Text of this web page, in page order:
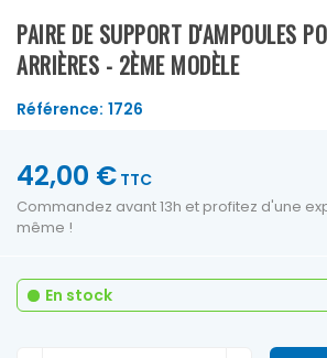
PAIRE DE SUPPORT D'AMPOULES
ARRIÈRES - 2ÈME MODÈLE
Référence: 1726
42,00 € TTC
Commandez avant 13h et profitez d'une
même !
En stock